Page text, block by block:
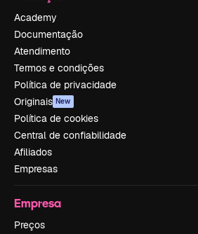
Academy
Documentação
Atendimento
Termos e condições
Política de privacidade
Originais New
Política de cookies
Central de confiabilidade
Afiliados
Empresas
Empresa
Preços